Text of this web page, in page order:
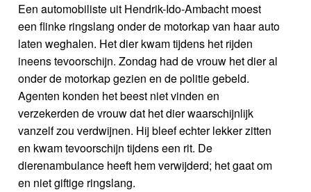
Een automobiliste uit Hendrik-Ido-Ambacht moest
een flinke ringslang onder de motorkap van haar auto
laten weghalen. Het dier kwam tijdens het rijden
ineens tevoorschijn. Zondag had de vrouw het dier al
onder de motorkap gezien en de politie gebeld.
Agenten konden het beest niet vinden en
verzekerden de vrouw dat het dier waarschijnlijk
vanzelf zou verdwijnen. Hij bleef echter lekker zitten
en kwam tevoorschijn tijdens een rit. De
dierenambulance heeft hem verwijderd; het gaat om
en niet giftige ringslang.